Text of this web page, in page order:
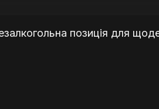
позиція для